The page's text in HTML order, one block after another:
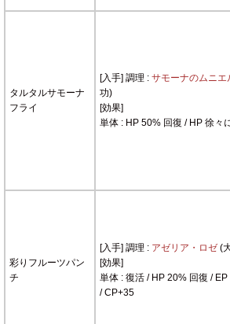
タルタルサモーナ
フライ
[入手] 調理 : サモーナのムニエ
功)
[効果]
単体 : HP 50% 回復 / HP 徐々
彩りフルーツパン
チ
[入手] 調理 : アゼリア・ロゼ(
[効果]
単体 : 復活 / HP 20% 回復 /
/ CP+35